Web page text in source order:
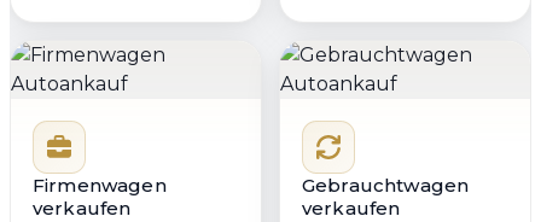
Firmenwagen
verkaufen
Gebrauchtwagen
verkaufen